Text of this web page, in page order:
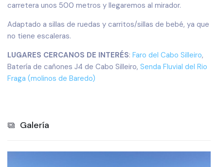
carretera unos 500 metros y llegaremos al mirador.
Adaptado a sillas de ruedas y carritos/sillas de bebé, ya que
no tiene escaleras.
LUGARES CERCANOS DE INTERÉS: Faro del Cabo Silleiro,
Batería de cañones J4 de Cabo Silleiro, Senda Fluvial del Rio
Fraga (molinos de Baredo)
Galería